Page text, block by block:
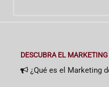
DESCUBRA EL
¿Qué es el Marketing